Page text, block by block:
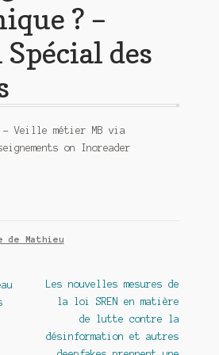
? –
des
Veille métier MB via
on Inoreader
de Mathieu
Article
suivant :
Les nouvelles mesures de
la loi SREN en matière
de lutte contre la
désinformation et autres